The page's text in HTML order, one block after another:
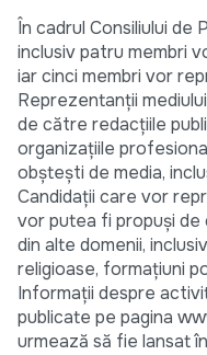
În cadrul Consiliului de
inclusiv patru membri
iar cinci membri vor
Reprezentanţii
de către redacţiile
organizaţiile
obşteşti de media,
Candidaţii care vor
vor putea fi propuşi
din alte domenii,
religioase, formaţiuni
Informaţii despre
publicate pe pagina
urmează să fie lansat